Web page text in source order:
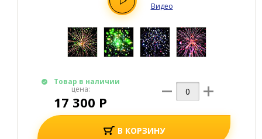
Видео
Товар в наличии
цена:
17 300 Р
В КОРЗИНУ